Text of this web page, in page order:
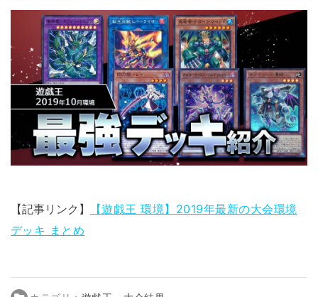
【記事リンク】
【遊戯王 環境】2019年最新の大会環境
デッキ まとめ